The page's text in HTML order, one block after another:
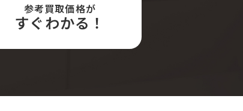
参考買取価格が
すぐわかる！